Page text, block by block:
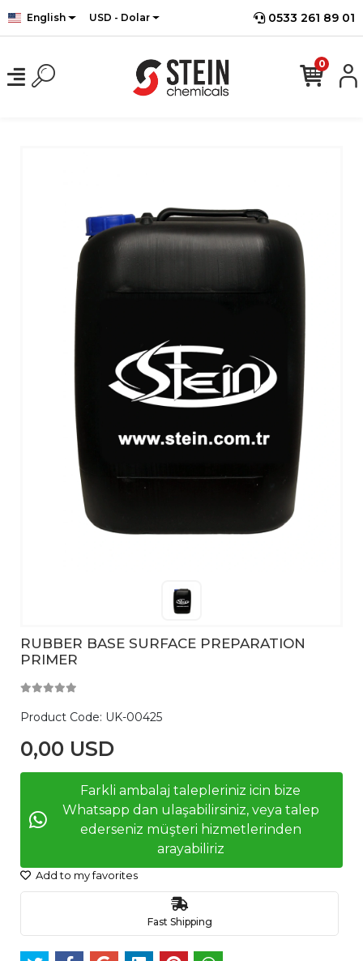
English USD - Dolar 0533 261 89 01
0
RUBBER BASE SURFACE PREPARATION
PRIMER
Product Code: UK-00425
0,00 USD
Farkli ambalaj talepleriniz icin bize
Whatsapp dan ulaşabilirsiniz, veya talep
ederseniz müşteri hizmetlerinden
arayabiliriz
Add to my favorites
Fast Shipping